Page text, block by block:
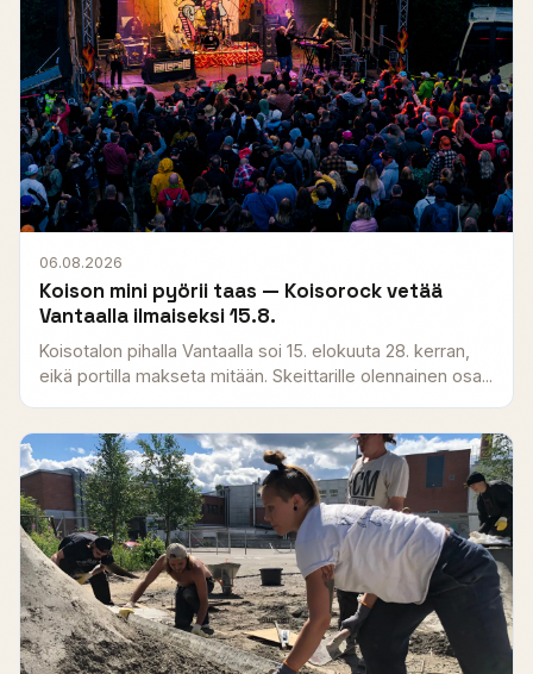
06.08.2026
Koison mini pyörii taas — Koisorock vetää
Vantaalla ilmaiseksi 15.8.
Koisotalon pihalla Vantaalla soi 15. elokuuta 28. kerran,
eikä portilla makseta mitään. Skeittarille olennainen osa...